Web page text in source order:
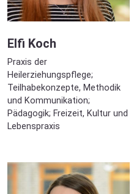
Elfi Koch
Praxis der
Heilerziehungspflege;
Teilhabekonzepte, Methodik
und Kommunikation;
Pädagogik; Freizeit, Kultur und
Lebenspraxis